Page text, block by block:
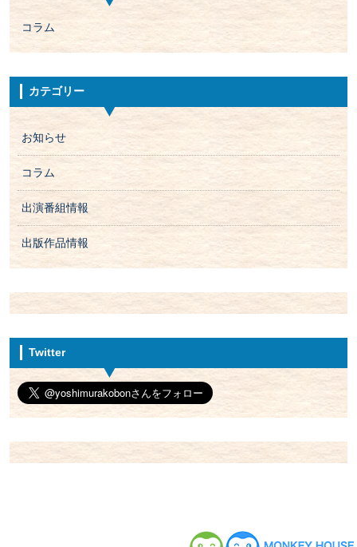
コラム
カテゴリー
お知らせ
コラム
出演番組情報
出版作品情報
Twitter